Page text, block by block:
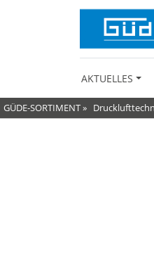
AKTUELLES
GÜDE-SORTIMENT»